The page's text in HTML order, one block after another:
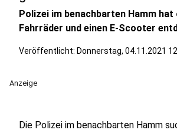
Polizei im benachbarten Hamm
Fahrräder und einen E-Scooter
Veröffentlicht: Donnerstag, 04.11.2021
Anzeige
Die Polizei im benachbarten Hamm